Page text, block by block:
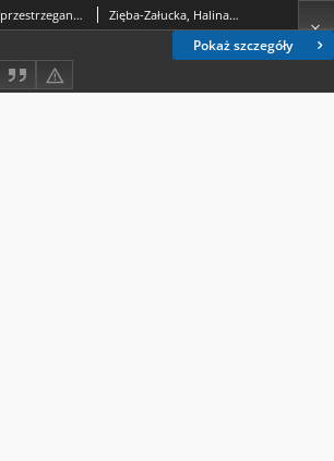
Pokaż szczegóły
Prokuratorska kontrola przestrzegania prawa w PRL Zięba-Załucka, Halina (1952- ).